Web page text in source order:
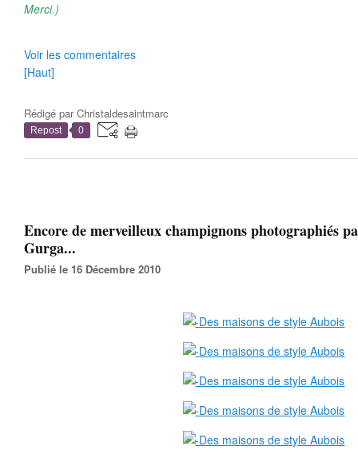
Merci.)
Voir les commentaires
[Haut]
Rédigé parChristaldesaintmarc
Repost 0
Encore de merveilleux champignons photographiés
Gurga...
Publié le 16 Décembre 2010